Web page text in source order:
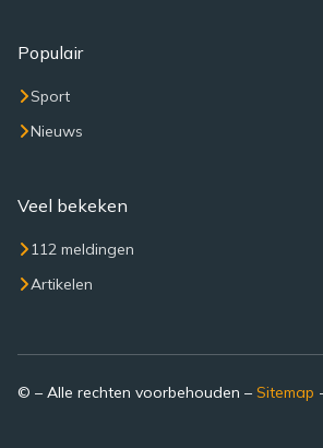
Populair
Sport
Nieuws
Veel bekeken
112 meldingen
Artikelen
© – Alle rechten voorbehouden – Sitemap -